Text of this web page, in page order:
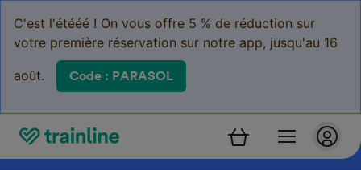
C'est l'étééé ! On vous offre 5 % de réduction sur
votre première réservation sur notre app, jusqu'au 16
août. Code : PARASOL